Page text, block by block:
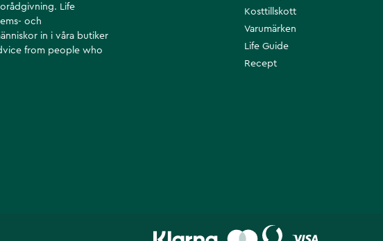
Life
och
in i våra butiker
from people who
Kosttillskott
Varumärken
Life Guide
Recept